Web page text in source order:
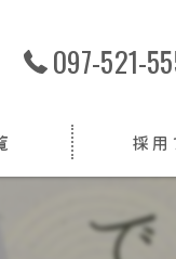
097-521-
採用